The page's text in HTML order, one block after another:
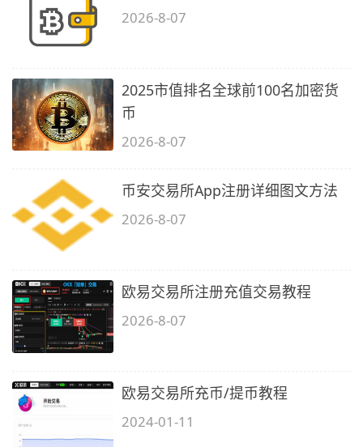
2026-8-07
2025市值排名全球前100名加密货
币
2026-8-07
币安交易所App注册详细图文方法
2026-8-07
欧易交易所注册充值交易教程
2026-8-07
欧易交易所充币/提币教程
2024-01-11